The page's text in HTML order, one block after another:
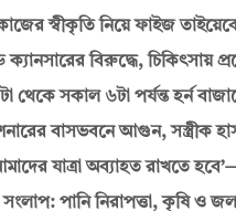
স্বীকৃতি নিয়ে ফাইজ
ক্যানসারের বিরুদ্ধে, চিকিৎসায়
থেকে সকাল ৬টা পর্যন্ত হর্ন
বাসভবনে আগুন, সস্ত্রীক
যাত্রা অব্যাহত রাখতে
সংলাপ: পানি নিরাপত্তা, কৃষি ও